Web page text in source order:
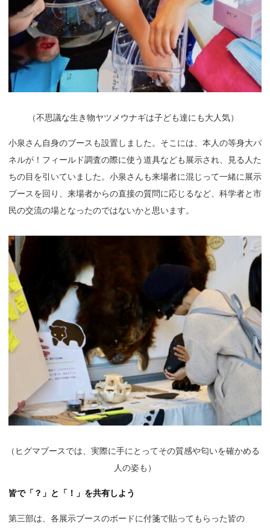
（不思議な生き物ヤツメウナギは子ども達にも大人気）
小泉さん自身のブースも設置しました。そこには、本人の等身大パ
ネルが！フィールド調査の際に使う道具なども展示され、見る人た
ちの目を引いていました。小泉さんも来場者に混じって一緒に展示
ブースを回り、来場者からの直接の質問に応じるなど、科学者と市
民の交流の場となったのではないかと思います。
（ ヒグマブースでは、実際に手にとってその質感や匂いを確かめる
人の姿も）
皆で「？」と「！」を共有しよう
第三部は、各展示ブースのボードに付箋で貼ってもらった皆の